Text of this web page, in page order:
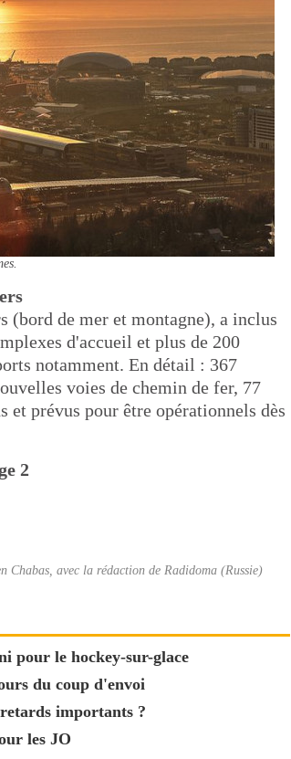
(bord de mer et montagne), a inclus
d'accueil et plus de 200
notamment. En détail : 367
voies de chemin de fer, 77
et prévus pour être opérationnels dès
2
Chabas, avec la rédaction de Radidoma (Russie)
pour le hockey-sur-glace
du coup d'envoi
importants ?
les JO